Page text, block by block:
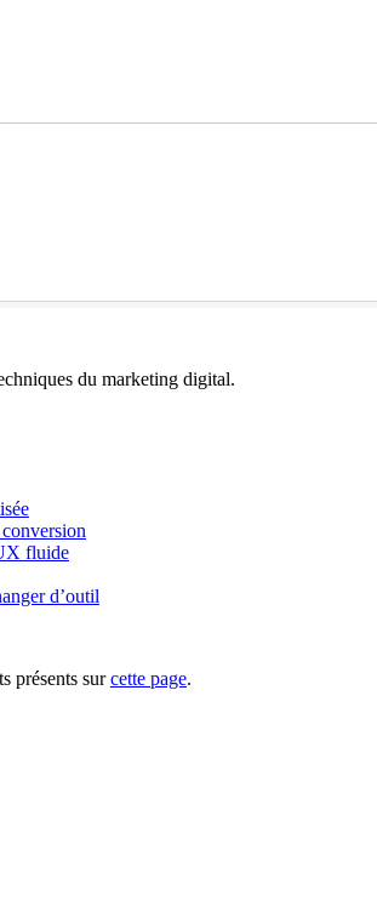
du marketing digital.
fluide
d’outil
présents surcette page.